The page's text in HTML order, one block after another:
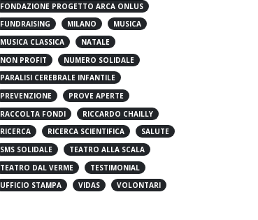
FONDAZIONE PROGETTO ARCA ONLUS
FUNDRAISING
MILANO
MUSICA
MUSICA CLASSICA
NATALE
NON PROFIT
NUMERO SOLIDALE
PARALISI CEREBRALE INFANTILE
PREVENZIONE
PROVE APERTE
RACCOLTA FONDI
RICCARDO CHAILLY
RICERCA
RICERCA SCIENTIFICA
SALUTE
SMS SOLIDALE
TEATRO ALLA SCALA
TEATRO DAL VERME
TESTIMONIAL
UFFICIO STAMPA
VIDAS VOLONTARI